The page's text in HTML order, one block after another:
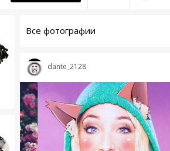
Все фотографии
dante_2128